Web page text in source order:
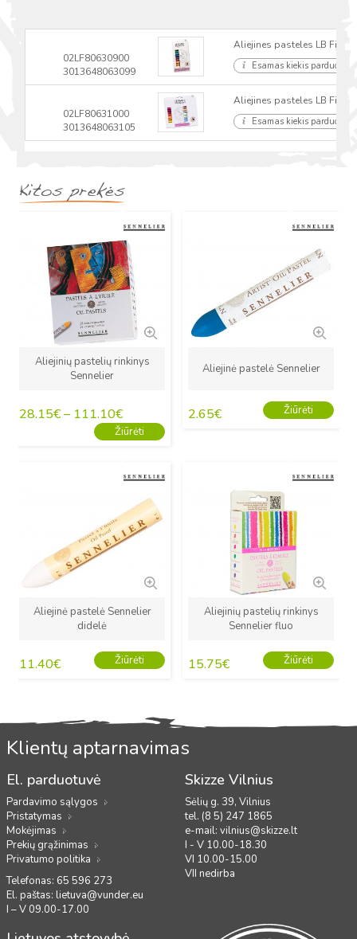
02LF80630900
3013648063099
Aliejines pasteles LB Fine
Esamas kiekis
02LF80631000
3013648063105
Aliejines pasteles LB Fine
Esamas kiekis
Kitos prekės
Aliejinių pastelių rinkinys
Sennelier
28.15€– 111.10€
Žiūrėti
Aliejinė pastelė Sennelier
2.65€ Žiūrėti
Aliejinė pastelė Sennelier
didelė
11.40€ Žiūrėti
Aliejinių pastelių rinkinys
Sennelier fluo
15.75€ Žiūrėti
Klientų aptarnavimas
El. parduotuvė
Pardavimo sąlygos
Pristatymas
Mokėjimas
Prekių grąžinimas
Privatumo politika
Telefonas: 65 596 273
El. paštas: lietuva@vunder.eu
I – V 09.00-17.00
Skizze Vilnius
Sėlių g. 39, Vilnius
tel. (8 5) 247 1865
e-mail: vilnius@skizze.lt
I - V 10.00-18.30
VI 10.00-15.00
VII nedirba